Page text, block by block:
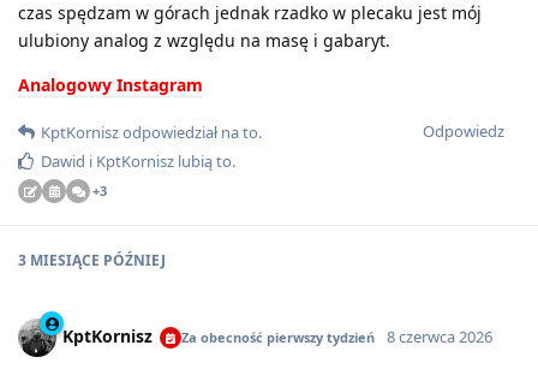
czas spędzam w górach jednak rzadko w plecaku jest mój
ulubiony analog z względu na masę i gabaryt.
Analogowy Instagram
Odpowiedz
KptKorniszodpowiedział na to.
Dawid i KptKornisz lubią to.
+3
3 MIESIĄCE PÓŹNIEJ
KptKornisz Za obecność pierwszy tydzień 8 czerwca 2026